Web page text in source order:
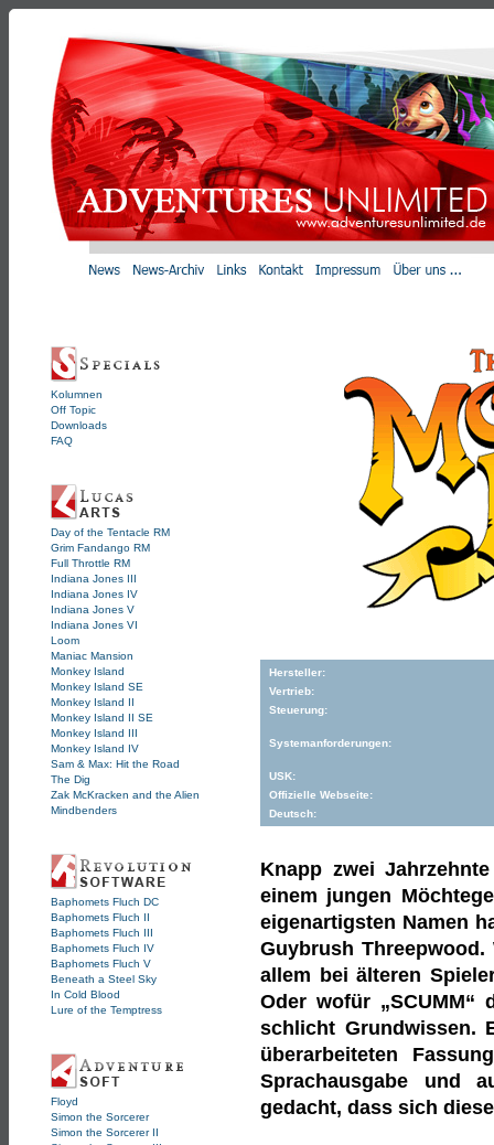
Kolumnen
Off Topic
Downloads
FAQ
Day of the Tentacle RM
Grim Fandango RM
Full Throttle RM
Indiana Jones III
Indiana Jones IV
Indiana Jones V
Indiana Jones VI
Loom
Maniac Mansion
Monkey Island
Monkey Island SE
Monkey Island II
Monkey Island II SE
Monkey Island III
Monkey Island IV
Sam & Max: Hit the Road
The Dig
Zak McKracken and the Alien
Mindbenders
Baphomets Fluch DC
Baphomets Fluch II
Baphomets Fluch III
Baphomets Fluch IV
Baphomets Fluch V
Beneath a Steel Sky
In Cold Blood
Lure of the Temptress
Floyd
Simon the Sorcerer
Simon the Sorcerer II
Hersteller:
Vertrieb:
Steuerung:
Systemanforderungen:
USK:
Offizielle Webseite:
Deutsch:
Knapp zwei
einem jungen
eigenartigsten Namen
Guybrush
allem bei älteren
Oder wofür
schlicht Grundwissen.
überarbeiteten
Sprachausgabe und
gedacht, dass sich